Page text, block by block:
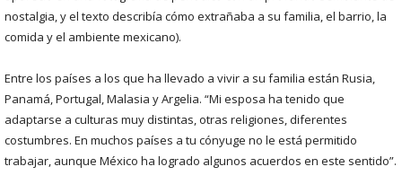
nostalgia, y el texto describía cómo extrañaba a su familia, el barrio, la
comida y el ambiente mexicano).
Entre los países a los que ha llevado a vivir a su familia están Rusia,
Panamá, Portugal, Malasia y Argelia. “Mi esposa ha tenido que
adaptarse a culturas muy distintas, otras religiones, diferentes
costumbres. En muchos países a tu cónyuge no le está permitido
trabajar, aunque México ha logrado algunos acuerdos en este sentido”.